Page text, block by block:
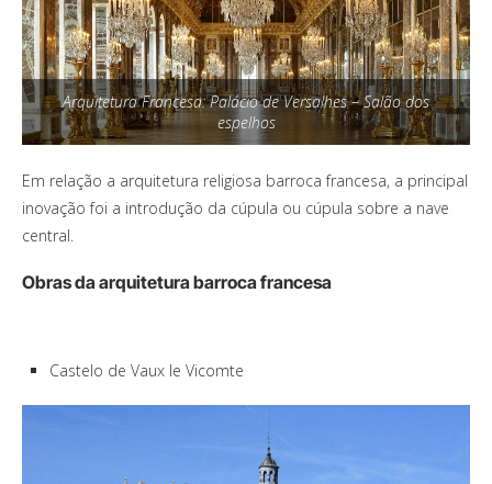
Arquitetura Francesa: Palácio de Versalhes – Salão dos
espelhos
Em relação a arquitetura religiosa barroca francesa, a principal
inovação foi a introdução da cúpula ou cúpula sobre a nave
central.
Obras da arquitetura barroca francesa
Castelo de Vaux le Vicomte